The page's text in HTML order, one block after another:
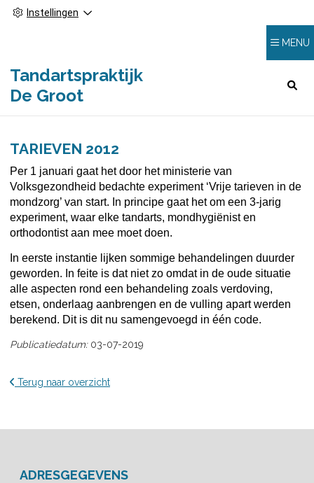
Instellingen
Tandartspraktijk
De Groot
MENU
TARIEVEN 2012
Per 1 januari gaat het door het ministerie van
Volksgezondheid bedachte experiment ‘Vrije tarieven in de
mondzorg’ van start. In principe gaat het om een 3-jarig
experiment, waar elke tandarts, mondhygiënist en
orthodontist aan mee moet doen.
In eerste instantie lijken sommige behandelingen duurder
geworden. In feite is dat niet zo omdat in de oude situatie
alle aspecten rond een behandeling zoals verdoving,
etsen, onderlaag aanbrengen en de vulling apart werden
berekend. Dit is dit nu samengevoegd in één code.
Publicatiedatum: 03-07-2019
Terug naar overzicht
ADRESGEGEVENS